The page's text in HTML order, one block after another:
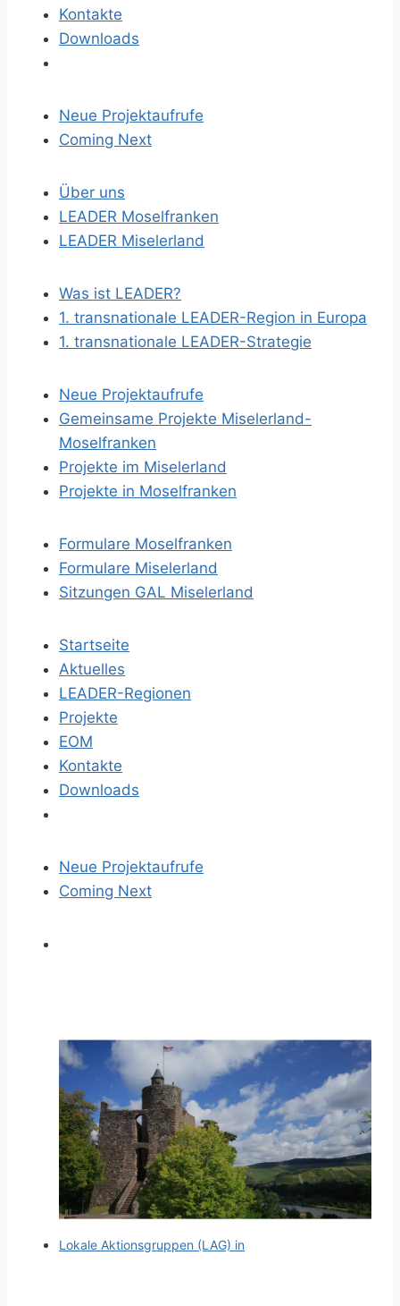
Kontakte
Downloads
Neue Projektaufrufe
Coming Next
Über uns
LEADER Moselfranken
LEADER Miselerland
Was ist LEADER?
1. transnationale LEADER-Region in Europa
1. transnationale LEADER-Strategie
Neue Projektaufrufe
Gemeinsame Projekte Miselerland-
Moselfranken
Projekte im Miselerland
Projekte in Moselfranken
Formulare Moselfranken
Formulare Miselerland
Sitzungen GAL Miselerland
Startseite
Aktuelles
LEADER-Regionen
Projekte
EOM
Kontakte
Downloads
Neue Projektaufrufe
Coming Next
Lokale Aktionsgruppen (LAG) in